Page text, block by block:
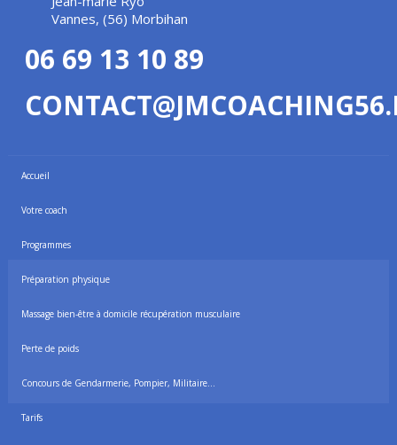
Vannes, (56) Morbihan
06 69 13 10 89
Accueil
Votre coach
Programmes
Préparation physique
Massage bien-être à domicile récupération musculaire
Perte de poids
Concours de Gendarmerie, Pompier, Militaire…
Tarifs